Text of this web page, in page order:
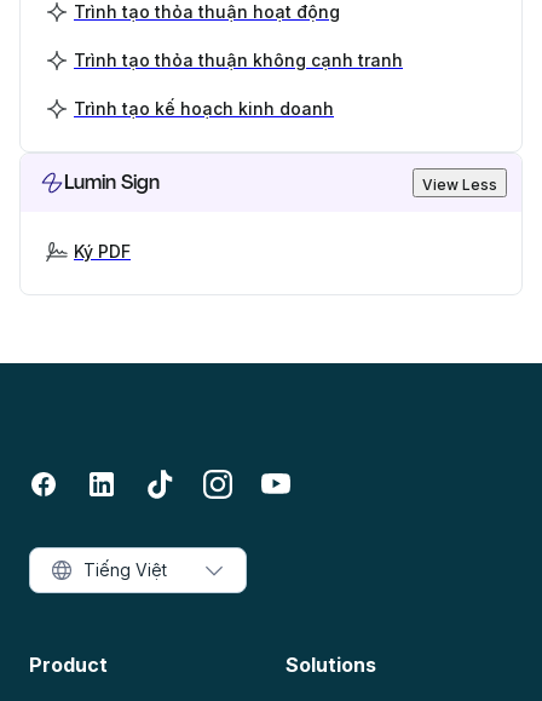
Trình tạo thỏa thuận hoạt động
Trình tạo thỏa thuận không cạnh tranh
Trình tạo kế hoạch kinh doanh
Lumin Sign View Less
Ký PDF
Product Solutions
Tiếng Việt